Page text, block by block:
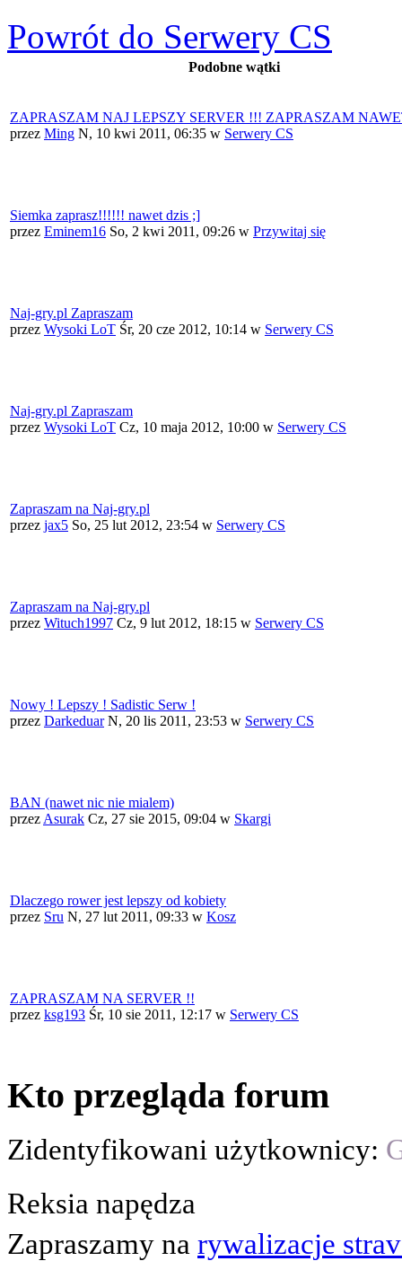
Powrót do Serwery CS
Podobne wątki
ZAPRASZAM NAJ LEPSZY SERVER !!! ZAPRASZAM
przez Ming N, 10 kwi 2011, 06:35 w Serwery CS
Siemka zaprasz!!!!!! nawet dzis ;]
przez Eminem16 So, 2 kwi 2011, 09:26 w Przywitaj się
Naj-gry.pl Zapraszam
przez Wysoki LoT Śr, 20 cze 2012, 10:14 w Serwery CS
Naj-gry.pl Zapraszam
przez Wysoki LoT Cz, 10 maja 2012, 10:00 w Serwery CS
Zapraszam na Naj-gry.pl
przez jax5 So, 25 lut 2012, 23:54 w Serwery CS
Zapraszam na Naj-gry.pl
przez Wituch1997 Cz, 9 lut 2012, 18:15 w Serwery CS
Nowy ! Lepszy ! Sadistic Serw !
przez Darkeduar N, 20 lis 2011, 23:53 w Serwery CS
BAN (nawet nic nie mialem)
przezAsurak Cz, 27 sie 2015, 09:04 w Skargi
Dlaczego rower jest lepszy od kobiety
przez Sru N, 27 lut 2011, 09:33 w Kosz
ZAPRASZAM NA SERVER !!
przez ksg193 Śr, 10 sie 2011, 12:17 w Serwery CS
Kto przegląda forum
Zidentyfikowani użytkownicy:
Reksia napędza
Zapraszamy na rywalizacje